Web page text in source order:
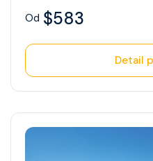
Od $583
Detail